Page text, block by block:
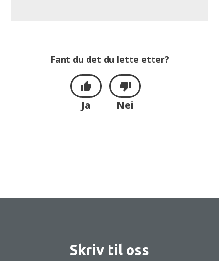
Fant du det du lette etter?
Ja Nei
Skriv til oss